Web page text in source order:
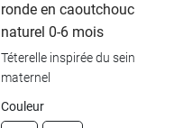
ronde en caoutchouc
naturel 0-6 mois
Téterelle inspirée du sein
maternel
Couleur